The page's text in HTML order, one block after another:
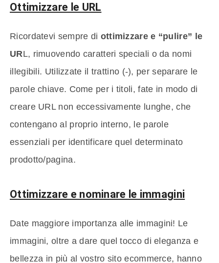
Ottimizzare le URL
Ricordatevi sempre di ottimizzare e “pulire” le
URL, rimuovendo caratteri speciali o da nomi
illegibili. Utilizzate il trattino (-), per separare le
parole chiave. Come per i titoli, fate in modo di
creare URL non eccessivamente lunghe, che
contengano al proprio interno, le parole
essenziali per identificare quel determinato
prodotto/pagina.
Ottimizzare e nominare le immagini
Date maggiore importanza alle immagini! Le
immagini, oltre a dare quel tocco di eleganza e
bellezza in più al vostro sito ecommerce, hanno